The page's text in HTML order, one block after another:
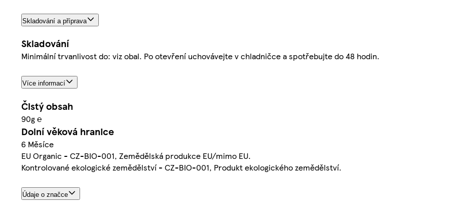
Skladování a příprava
Skladování
Minimální trvanlivost do: viz obal. Po otevření uchovávejte v chladničce a spotřebujte do 48 hodin.
Více informací
Čistý obsah
90g ℮
Dolní věková hranice
6 Měsíce
EU Organic - CZ-BIO-001, Zemědělská produkce EU/mimo EU.
Kontrolované ekologické zemědělství - CZ-BIO-001, Produkt ekologického zemědělství.
Údaje o značce